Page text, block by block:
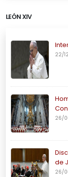
LEÓN XIV
22/
26/
de
26/